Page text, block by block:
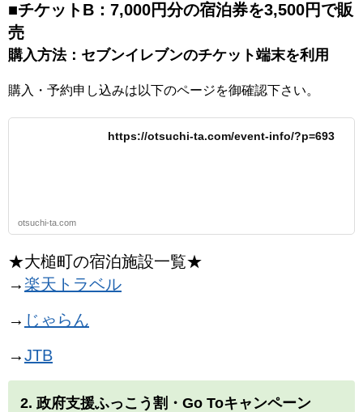
■チケットB：7,000円分の宿泊券を3,500円で販
売
購入方法：セブンイレブンのチケット端末を利用
購入・予約申し込みは以下のページを御確認下さい。
https://otsuchi-ta.com/event-info/?p=693
otsuchi-ta.com
★大槌町の宿泊施設一覧★
→楽天トラベル
→ じゃらん
→JTB
2. 政府支援ふっこう割・Go Toキャンペーン